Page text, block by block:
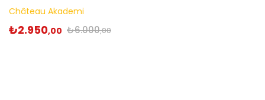
Château Akademi
₺2.950,00 ₺6.000,00